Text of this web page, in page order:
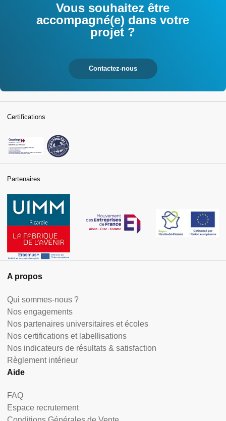
Vous souhaitez être
accompagné(e) dans votre
projet ?
Contactez-nous
A propos
Qui sommes-nous ?
Nos engagements
Nos partenaires universitaires et écoles
Nos certifications et labellisations
Nos indicateurs de résultats & satisfaction
Règlement intérieur
Aide
FAQ
Espace recrutement
Certifications
Partenaires